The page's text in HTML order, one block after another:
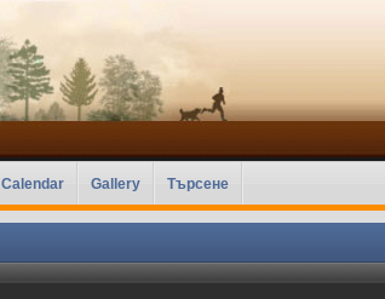
Calendar Gallery Търсене